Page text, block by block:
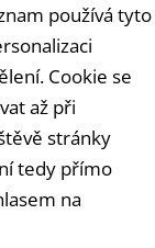
používá tyto
Cookie se
až při
stránky
tedy přímo
na